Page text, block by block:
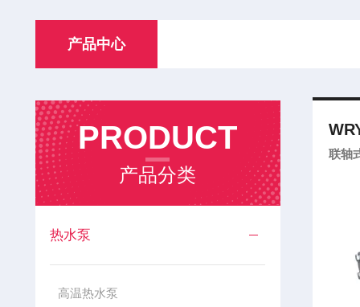
产品中心
PRODUCT
产品分类
热水泵
高温热水泵
联轴